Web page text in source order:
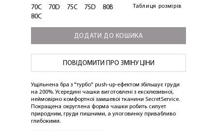
70C 70D 75C 75D
80B
80C
Таблиця розмірів
ДОДАТИ ДО КОШИКА
ПОВІДОМИТИ ПРО ЗМІНУ ЦІНИ
Ущільнена бра з "турбо" push-up-ефектом збільшує груди
на 200%. Усередині чашки виготовлені з ексклюзивної,
неймовірно комфортної замшевої тканини SecretService.
Покращена округлена форма чашки робить силует
природним, груди пишними, а улоговинку привабливо
глибокими.